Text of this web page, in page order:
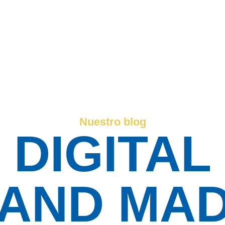
Nuestro blog
DIGITAL